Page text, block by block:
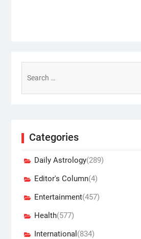
for:
Categories
Daily Astrology(289)
Editor's Column(4)
Entertainment(457)
Health(577)
International (834)